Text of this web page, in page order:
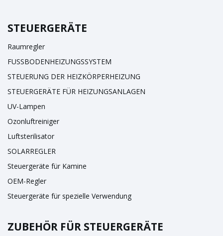
STEUERGERÄTE
Raumregler
FUSSBODENHEIZUNGSSYSTEM
STEUERUNG DER HEIZKÖRPERHEIZUNG
STEUERGERÄTE FÜR HEIZUNGSANLAGEN
UV-Lampen
Ozonluftreiniger
Luftsterilisator
SOLARREGLER
Steuergeräte für Kamine
OEM-Regler
Steuergeräte für spezielle Verwendung
ZUBEHÖR FÜR STEUERGERÄTE